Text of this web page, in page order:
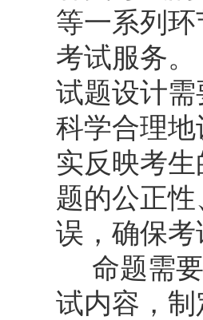
等一系列
考试服务。
试题设计
科学合理
实反映考
题的公正
误，确保
命题需要
试内容，